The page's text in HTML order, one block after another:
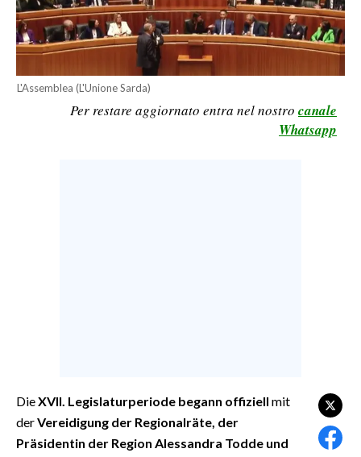
MOTORI
TENNIS
VIDEO
L'Assemblea (L'Unione Sarda)
Per restare aggiornato entra nel nostro canale
Whatsapp
DieXVII. Legislaturperiode begann offiziell mit
derVereidigung der Regionalräte, der
Präsidentin der Region Alessandra Todde und